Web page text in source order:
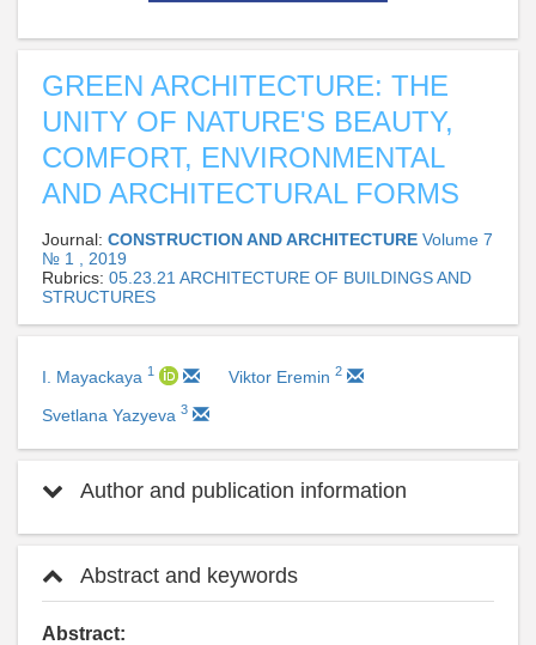
GREEN ARCHITECTURE: THE
UNITY OF NATURE'S BEAUTY,
COMFORT, ENVIRONMENTAL
AND ARCHITECTURAL FORMS
Journal: CONSTRUCTION AND ARCHITECTURE Volume 7
№ 1 , 2019
Rubrics: 05.23.21 ARCHITECTURE OF BUILDINGS AND
STRUCTURES
I. Mayackaya 1 Viktor Eremin 2
Svetlana Yazyeva 3
Author and publication information
Abstract and keywords
Abstract: